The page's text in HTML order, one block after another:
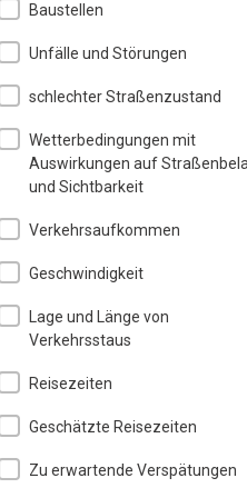
Baustellen
Unfälle und Störungen
schlechter Straßenzustand
Wetterbedingungen mit
Auswirkungen auf
und Sichtbarkeit
Verkehrsaufkommen
Geschwindigkeit
Lage und Länge von
Verkehrsstaus
Reisezeiten
Geschätzte Reisezeiten
Zu erwartende Verspätungen